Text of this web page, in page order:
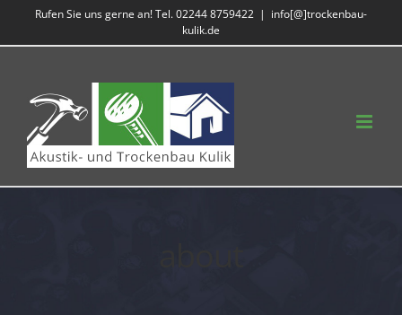
Rufen Sie uns gerne an! Tel. 02244 8759422 | info[@]trockenbau-
kulik.de